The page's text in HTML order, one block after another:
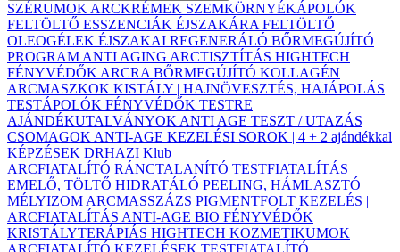
SZÉRUMOK ARCKRÉMEK SZEMKÖRNYÉKÁPOLÓK
FELTÖLTŐ ESSZENCIÁK ÉJSZAKÁRA FELTÖLTŐ
OLEOGÉLEK ÉJSZAKAI REGENERÁLÓ BŐRMEGÚJÍTÓ
PROGRAM ANTI AGING ARCTISZTÍTÁS HIGHTECH
FÉNYVÉDŐK ARCRA BŐRMEGÚJÍTÓ KOLLAGÉN
ARCMASZKOK KISTÁLY | HAJNÖVESZTÉS, HAJÁPOLÁS
TESTÁPOLÓK FÉNYVÉDŐK TESTRE
AJÁNDÉKUTALVÁNYOK ANTI AGE TESZT / UTAZÁS
CSOMAGOK ANTI-AGE KEZELÉSI SOROK | 4 + 2 ajándékkal
KÉPZÉSEK DRHAZI Klub
ARCFIATALÍTÓ RÁNCTALANÍTÓ TESTFIATALÍTÁS
EMELŐ, TÖLTŐ HIDRATÁLÓ PEELING, HÁMLASZTÓ
MÉLYIZOM ARCMASSZÁZS PIGMENTFOLT KEZELÉS |
ARCFIATALÍTÁS ANTI-AGE BIO FÉNYVÉDŐK
KRISTÁLYTERÁPIÁS HIGHTECH KOZMETIKUMOK
ARCFIATALÍTÓ KEZELÉSEK TESTFIATALÍTÓ